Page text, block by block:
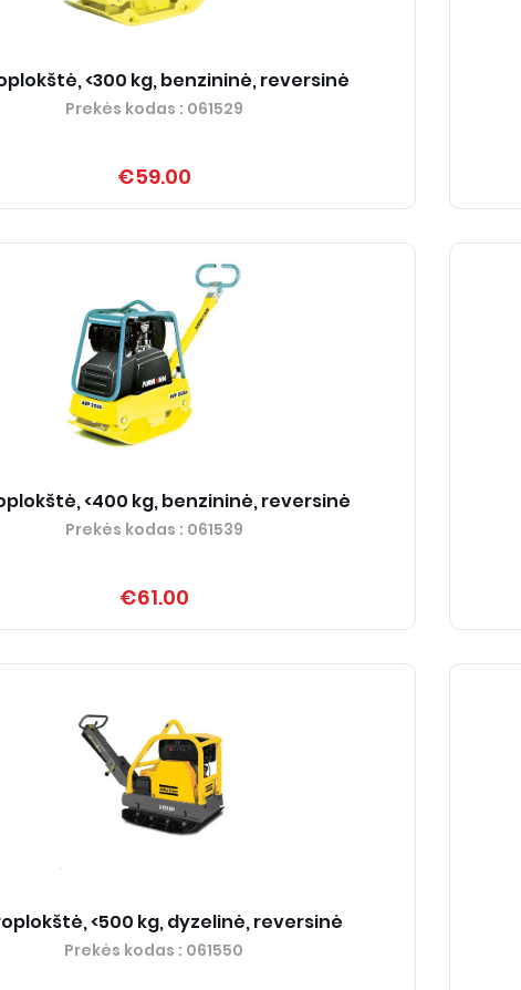
<300 kg, benzininė, reversinė
Prekės kodas : 061529
€59.00
<400 kg, benzininė, reversinė
Prekės kodas : 061539
€61.00
<500 kg, dyzelinė, reversinė
Prekės kodas : 061550